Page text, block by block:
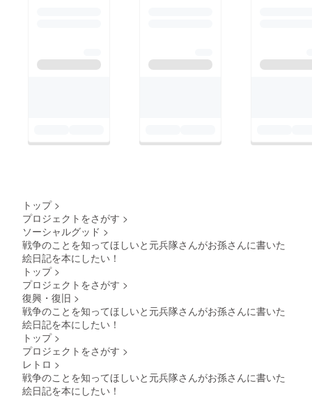
トップ >
プロジェクトをさがす >
ソーシャルグッド >
戦争のことを知ってほしいと元兵隊さんがお孫さんに書いた
絵日記を本にしたい！
トップ >
プロジェクトをさがす >
復興・復旧 >
戦争のことを知ってほしいと元兵隊さんがお孫さんに書いた
絵日記を本にしたい！
トップ >
プロジェクトをさがす >
レトロ >
戦争のことを知ってほしいと元兵隊さんがお孫さんに書いた
絵日記を本にしたい！